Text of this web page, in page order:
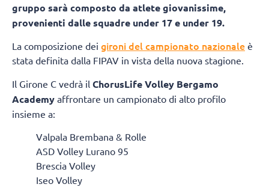
gruppo sarà composto da atlete giovanissime,
provenienti dalle squadre under 17 e under 19.
La composizione dei gironi del campionato nazionale è
stata definita dalla FIPAV in vista della nuova stagione.
Il Girone C vedrà il ChorusLife Volley Bergamo
Academy affrontare un campionato di alto profilo
insieme a:
Valpala Brembana & Rolle
ASD Volley Lurano 95
Brescia Volley
Iseo Volley